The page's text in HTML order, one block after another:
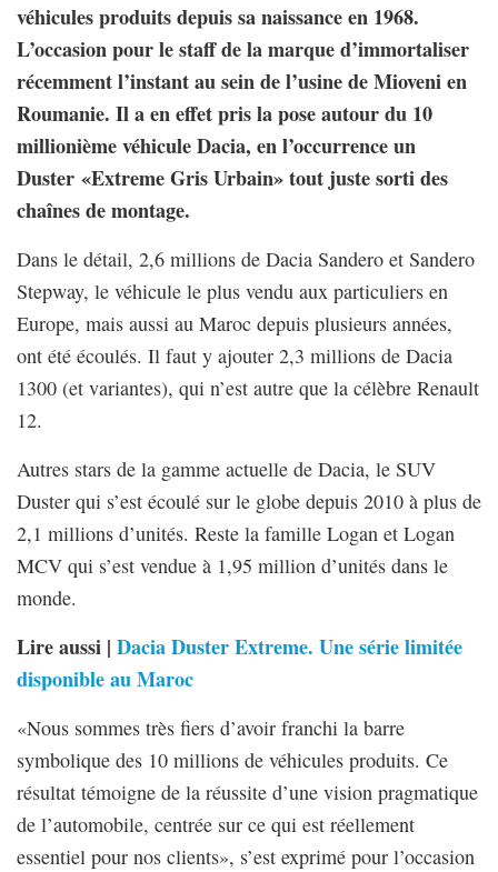
véhicules produits depuis sa naissance en 1968.
L’occasion pour le staff de la marque d’immortaliser
récemment l’instant au sein de l’usine de Mioveni en
Roumanie. Il a en effet pris la pose autour du 10
millionième véhicule Dacia, en l’occurrence un
Duster «Extreme Gris Urbain» tout juste sorti des
chaînes de montage.
Dans le détail, 2,6 millions de Dacia Sandero et Sandero
Stepway, le véhicule le plus vendu aux particuliers en
Europe, mais aussi au Maroc depuis plusieurs années,
ont été écoulés. Il faut y ajouter 2,3 millions de Dacia
1300 (et variantes), qui n’est autre que la célèbre Renault
12.
Autres stars de la gamme actuelle de Dacia, le SUV
Duster qui s’est écoulé sur le globe depuis 2010 à plus de
2,1 millions d’unités. Reste la famille Logan et Logan
MCV qui s’est vendue à 1,95 million d’unités dans le
monde.
Lire aussi | Dacia Duster Extreme. Une série limitée
disponible au Maroc
«Nous sommes très fiers d’avoir franchi la barre
symbolique des 10 millions de véhicules produits. Ce
résultat témoigne de la réussite d’une vision pragmatique
de l’automobile, centrée sur ce qui est réellement
essentiel pour nos clients», s’est exprimé pour l’occasion